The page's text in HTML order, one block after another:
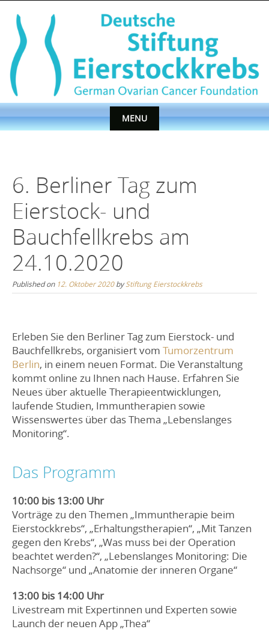
content
MENU
6. Berliner Tag zum
Eierstock- und
Bauchfellkrebs am
24.10.2020
Published on 12. Oktober 2020byStiftung Eierstockkrebs
Erleben Sie den Berliner Tag zum Eierstock- und
Bauchfellkrebs, organisiert vom Tumorzentrum
Berlin, in einem neuen Format. Die Veranstaltung
kommt online zu Ihnen nach Hause. Erfahren Sie
Neues über aktuelle Therapieentwicklungen,
laufende Studien, Immuntherapien sowie
Wissenswertes über das Thema „Lebenslanges
Monitoring“.
Das Programm
10:00 bis 13:00 Uhr
Vorträge zu den Themen „Immuntherapie beim
Eierstockkrebs“, „Erhaltungstherapien“, „Mit Tanzen
gegen den Krebs“, „Was muss bei der Operation
beachtet werden?“, „Lebenslanges Monitoring: Die
Nachsorge“ und „Anatomie der inneren Organe“
13:00 bis 14:00 Uhr
Livestream mit Expertinnen und Experten sowie
Launch der neuen App „Thea“